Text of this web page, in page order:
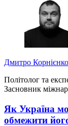
Дмитро Корнієнко
Політолог та
Засновник
Як Україна
обмежити